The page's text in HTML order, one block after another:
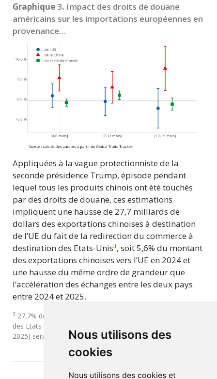
Nous utilisons des
cookies
Nous utilisons des cookies et
Graphique3. Impact des droits de douane
américains sur les importations européennes en
provenance…
Appliquées à la vague protectionniste de la
seconde présidence Trump, épisode pendant
lequel tous les produits chinois ont été touchés
par des droits de douane, ces estimations
impliquent une hausse de 27,7 milliards de
dollars des exportations chinoises à destination
de l’UE du fait de la redirection du commerce à
destination des Etats-Unis3, soit 5,6% du montant
des exportations chinoises vers l’UE en 2024 et
une hausse du même ordre de grandeur que
l’accélération des échanges entre les deux pays
entre 2024 et 2025.
3 27,7% de la baisse des exportations chinoises à destination
des Etats-Unis (de 20,2%, soit 99 milliards de dollars en
2025) serait redirigée vers l’Union européenne.